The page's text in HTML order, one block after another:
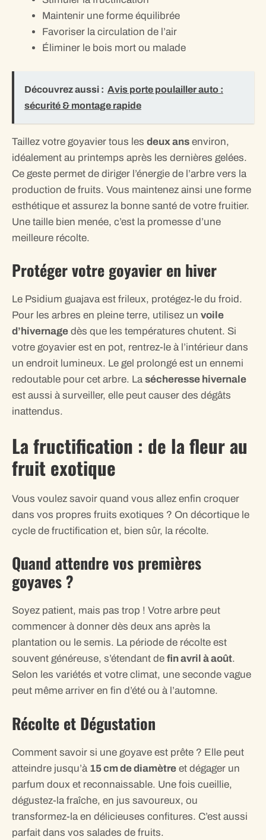
Maintenir une forme équilibrée
Favoriser la circulation de l’air
Éliminer le bois mort ou malade
Découvrez aussi : Avis porte poulailler auto :
sécurité & montage rapide
Taillez votre goyavier tous les deux ans environ,
idéalement au printemps après les dernières gelées.
Ce geste permet de diriger l’énergie de l’arbre vers la
production de fruits. Vous maintenez ainsi une forme
esthétique et assurez la bonne santé de votre fruitier.
Une taille bien menée, c’est la promesse d’une
meilleure récolte.
Protéger votre goyavier en hiver
Le Psidium guajava est frileux, protégez-le du froid.
Pour les arbres en pleine terre, utilisez un voile
d’hivernage dès que les températures chutent. Si
votre goyavier est en pot, rentrez-le à l’intérieur dans
un endroit lumineux. Le gel prolongé est un ennemi
redoutable pour cet arbre. Lasécheresse hivernale
est aussi à surveiller, elle peut causer des dégâts
inattendus.
La fructification : de la fleur au
fruit exotique
Vous voulez savoir quand vous allez enfin croquer
dans vos propres fruits exotiques ? On décortique le
cycle de fructification et, bien sûr, la récolte.
Quand attendre vos premières
goyaves ?
Soyez patient, mais pas trop ! Votre arbre peut
commencer à donner dès deux ans après la
plantation ou le semis. La période de récolte est
souvent généreuse, s’étendant de fin avril à août.
Selon les variétés et votre climat, une seconde vague
peut même arriver en fin d’été ou à l’automne.
Récolte et Dégustation
Comment savoir si une goyave est prête ? Elle peut
atteindre jusqu’à 15 cm de diamètre et dégager un
parfum doux et reconnaissable. Une fois cueillie,
dégustez-la fraîche, en jus savoureux, ou
transformez-la en délicieuses confitures. C’est aussi
parfait dans vos salades de fruits.